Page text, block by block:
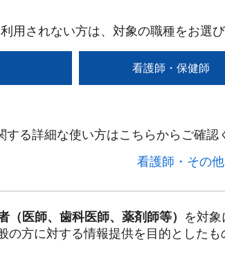
用されない方は、対象の職種をお選
看護師・保健師
る詳細な使い方はこちらからご確認
看護師・その
（医師、歯科医師、薬剤師等） を対
方に対する情報提供を目的としたも